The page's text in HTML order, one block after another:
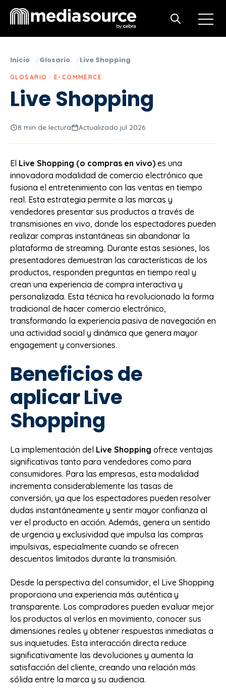
Open
Open search
Inicio Glosario Live Shopping
GLOSARIO · E-COMMERCE
Live Shopping
8 min de lectura Actualizado jul 2026
El Live Shopping (o compras en vivo) es una
innovadora modalidad de comercio electrónico que
fusiona el entretenimiento con las ventas en tiempo
real. Esta estrategia permite a las marcas y
vendedores presentar sus productos a través de
transmisiones en vivo, donde los espectadores pueden
realizar compras instantáneas sin abandonar la
plataforma de streaming. Durante estas sesiones, los
presentadores demuestran las características de los
productos, responden preguntas en tiempo real y
crean una experiencia de compra interactiva y
personalizada. Esta técnica ha revolucionado la forma
tradicional de hacer comercio electrónico,
transformando la experiencia pasiva de navegación en
una actividad social y dinámica que genera mayor
engagement y conversiones.
Beneficios de
aplicar Live
Shopping
La implementación del Live Shopping ofrece ventajas
significativas tanto para vendedores como para
consumidores. Para las empresas, esta modalidad
incrementa considerablemente las tasas de
conversión, ya que los espectadores pueden resolver
dudas instantáneamente y sentir mayor confianza al
ver el producto en acción. Además, genera un sentido
de urgencia y exclusividad que impulsa las compras
impulsivas, especialmente cuando se ofrecen
descuentos limitados durante la transmisión.
Desde la perspectiva del consumidor, el Live Shopping
proporciona una experiencia más auténtica y
transparente. Los compradores pueden evaluar mejor
los productos al verlos en movimiento, conocer sus
dimensiones reales y obtener respuestas inmediatas a
sus inquietudes. Esta interacción directa reduce
significativamente las devoluciones y aumenta la
satisfacción del cliente, creando una relación más
sólida entre la marca y su audiencia.